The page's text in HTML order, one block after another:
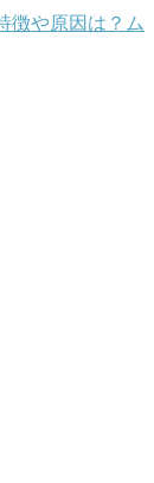
徴や原因は？ム